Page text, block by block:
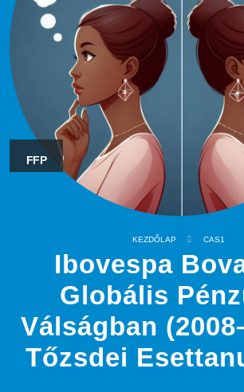
FFP
KEZDŐLAP CAS1
Ibovespa
Globális
Válságban
Tőzsdei